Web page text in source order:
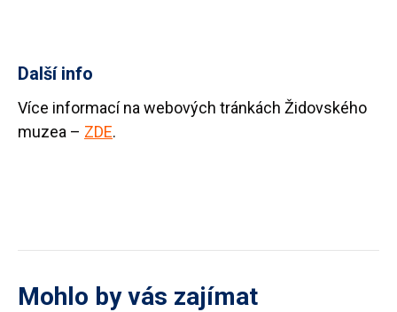
Další info
Více informací na webových tránkách Židovského
muzea – ZDE.
Mohlo by vás zajímat